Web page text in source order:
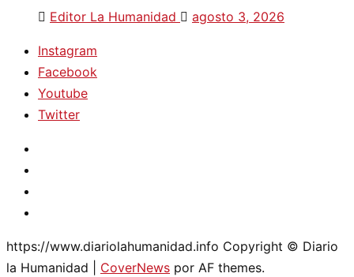
Editor La Humanidad agosto 3, 2026
Instagram
Facebook
Youtube
Twitter
https://www.diariolahumanidad.info Copyright © Diario
la Humanidad
CoverNews por AF themes.